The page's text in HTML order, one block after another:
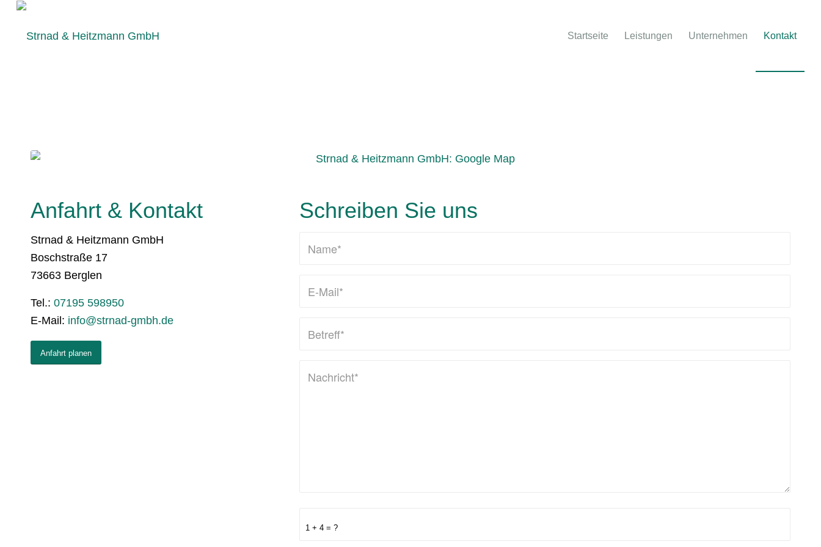
Startseite Leistungen Unternehmen Kontakt
Anfahrt & Kontakt
Strnad & Heitzmann GmbH
Boschstraße 17
73663 Berglen
Tel.: 07195 598950
E-Mail: info@strnad-gmbh.de
Anfahrt planen
Schreiben Sie uns
1 + 4 = ?